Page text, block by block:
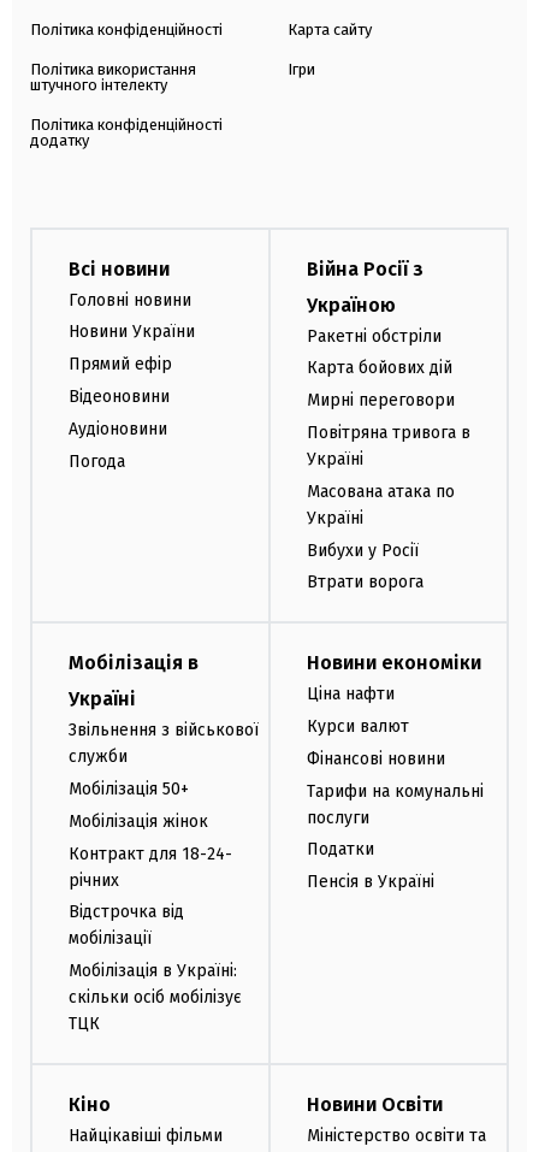
Політика конфіденційності
Політика використання
штучного інтелекту
Політика конфіденційності
додатку
Карта сайту
Ігри
Всі новини
Головні новини
Новини України
Прямий ефір
Відеоновини
Аудіоновини
Погода
Війна Росії з
Україною
Ракетні обстріли
Карта бойових дій
Мирні переговори
Повітряна тривога в
Україні
Масована атака по
Україні
Вибухи у Росії
Втрати ворога
Мобілізація в
Україні
Звільнення з військової
служби
Мобілізація 50+
Мобілізація жінок
Контракт для 18-24-
річних
Відстрочка від
мобілізації
Мобілізація в Україні:
скільки осіб мобілізує
ТЦК
Новини економіки
Ціна нафти
Курси валют
Фінансові новини
Тарифи на комунальні
послуги
Податки
Пенсія в Україні
Кіно
Найцікавіші фільми
Новини Освіти
Міністерство освіти та